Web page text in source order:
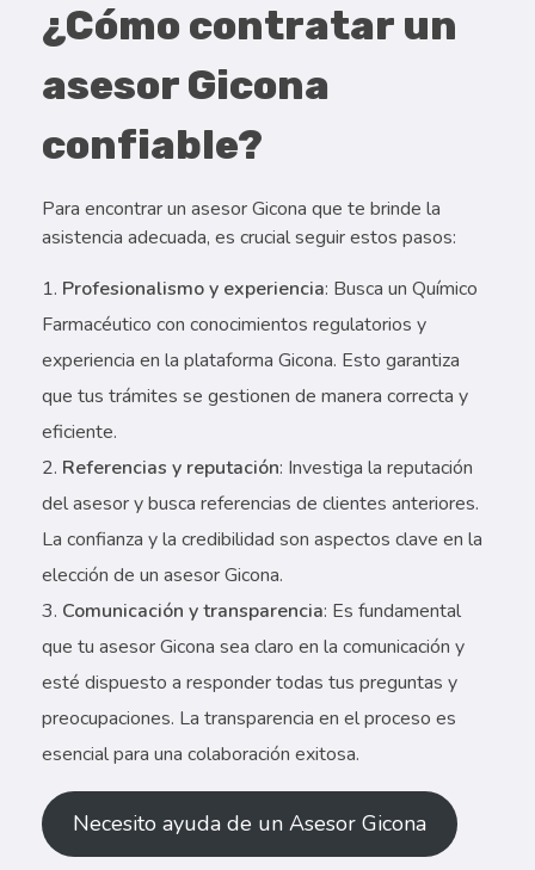
¿Cómo contratar un
asesor Gicona
confiable?
Para encontrar un asesor Gicona que te brinde la
asistencia adecuada, es crucial seguir estos pasos:
Profesionalismo y experiencia: Busca un Químico
Farmacéutico con conocimientos regulatorios y
experiencia en la plataforma Gicona. Esto garantiza
que tus trámites se gestionen de manera correcta y
eficiente.
Referencias y reputación: Investiga la reputación
del asesor y busca referencias de clientes anteriores.
La confianza y la credibilidad son aspectos clave en la
elección de un asesor Gicona.
Comunicación y transparencia: Es fundamental
que tu asesor Gicona sea claro en la comunicación y
esté dispuesto a responder todas tus preguntas y
preocupaciones. La transparencia en el proceso es
esencial para una colaboración exitosa.
Necesito ayuda de un Asesor Gicona